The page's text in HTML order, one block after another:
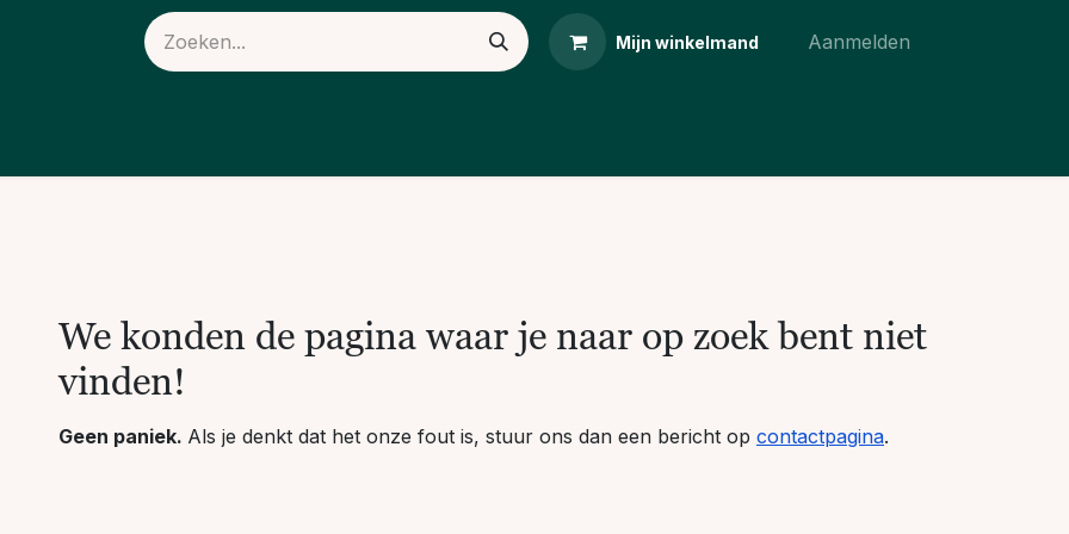
Mijn winkelmand Aanmelden
Fout 404
We konden de pagina waar je naar op zoek bent niet
vinden!
Geen paniek. Als je denkt dat het onze fout is, stuur ons dan een bericht op contactpagina.